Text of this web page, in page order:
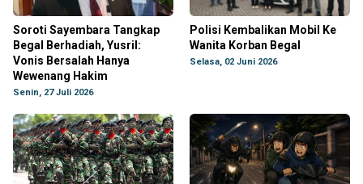
Soroti Sayembara Tangkap
Begal Berhadiah, Yusril:
Vonis Bersalah Hanya
Wewenang Hakim
Senin, 27 Juli 2026
Polisi Kembalikan Mobil Ke
Wanita Korban Begal
Selasa, 02 Juni 2026